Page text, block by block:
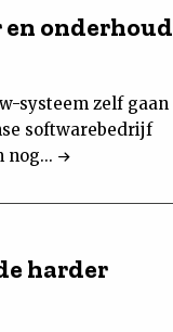
onderhoud
systeem zelf gaan
softwarebedrijf
nog...
harder